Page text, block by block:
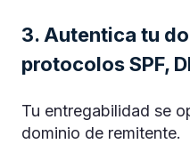
3. Autentica tu
protocolos SPF,
Tu entregabilidad se
dominio de remitente.